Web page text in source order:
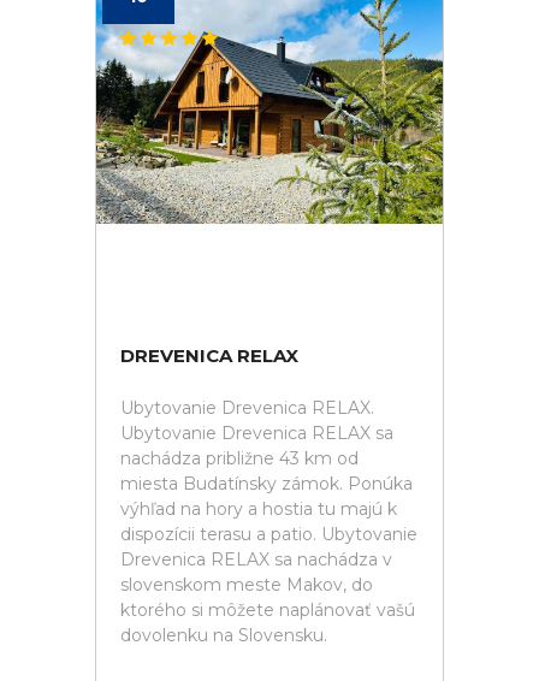
DREVENICA RELAX
Ubytovanie Drevenica RELAX.
Ubytovanie Drevenica RELAX sa
nachádza približne 43 km od
miesta Budatínsky zámok. Ponúka
výhľad na hory a hostia tu majú k
dispozícii terasu a patio. Ubytovanie
Drevenica RELAX sa nachádza v
slovenskom meste Makov, do
ktorého si môžete naplánovať vašú
dovolenku na Slovensku.